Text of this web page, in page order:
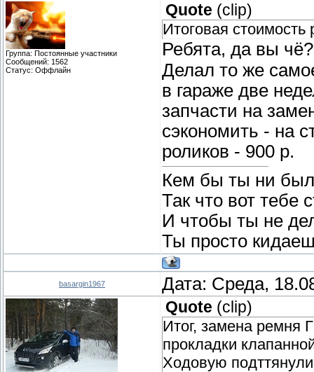
Группа: Постоянные участники
Сообщений: 1562
Статус: Оффлайн
Quote (clip)
Итоговая
Ребята, да вы
Делал то же
в гараже две
запчасти на
сэкономить - на
роликов - 900 р.
Кем бы ты ни
Так что вот тебе
И чтобы ты не
Ты просто
basargin1967 Дата: Среда,
Quote (clip)
Итог, замена ремня
прокладки
Ходовую